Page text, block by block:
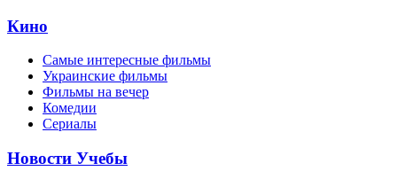
Кино
Самые интересные фильмы
Украинские фильмы
Фильмы на вечер
Комедии
Сериалы
Новости Учебы